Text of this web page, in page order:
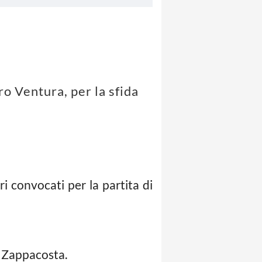
Ventura, per la sfida
convocati per la partita di